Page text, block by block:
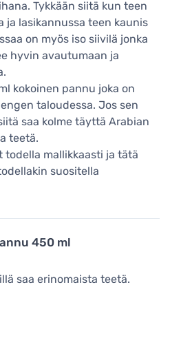
Tykkään siitä kun teen
ja lasikannussa teen kaunis
on myös iso siivilä jonka
hyvin avautumaan ja
kokoinen pannu joka on
taloudessa. Jos sen
saa kolme täyttä Arabian
teetä.
mallikkaasti ja tätä
suositella
450 ml
saa erinomaista teetä.